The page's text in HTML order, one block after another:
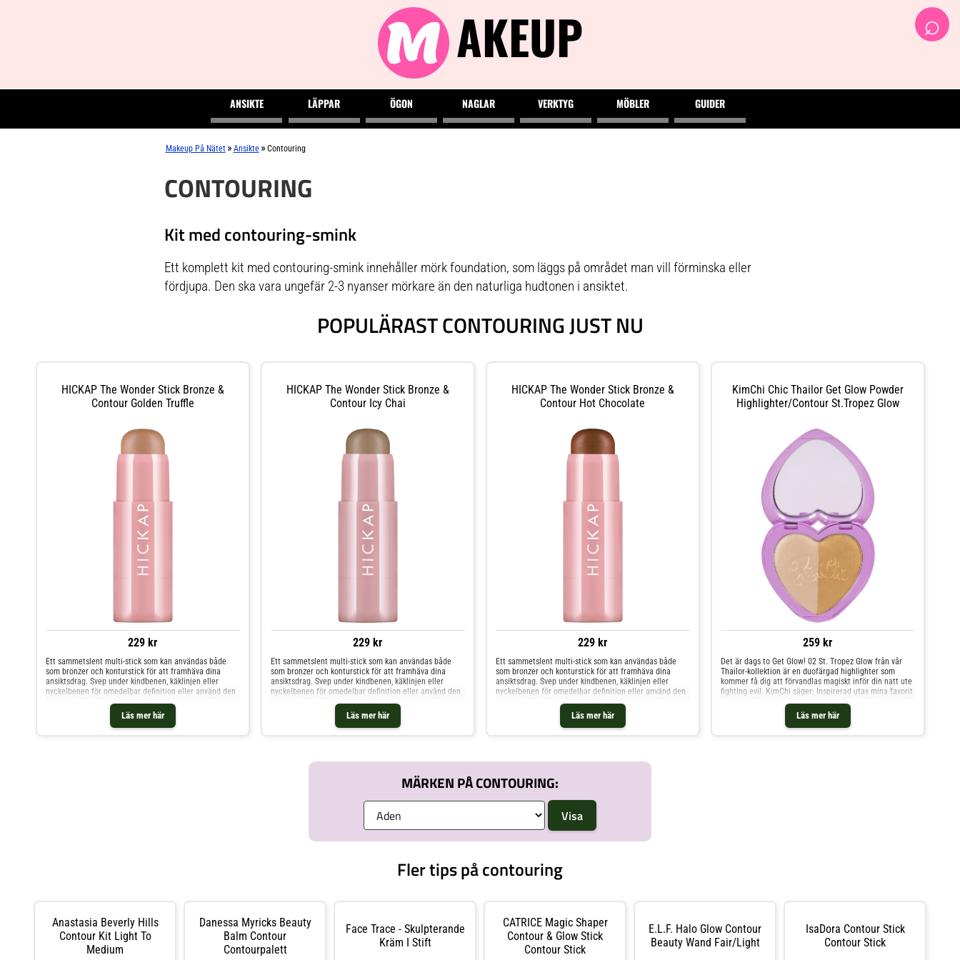
AKEUP ⌕
ANSIKTE LÄPPAR ÖGON NAGLAR VERKTYG MÖBLER GUIDER
Makeup På Nätet » Ansikte » Contouring
CONTOURING
Kit med contouring-smink
Ett komplett kit med contouring-smink innehåller mörk foundation, som läggs på området man vill förminska eller
fördjupa. Den ska vara ungefär 2-3 nyanser mörkare än den naturliga hudtonen i ansiktet.
POPULÄRAST CONTOURING JUST NU
HICKAP The Wonder Stick Bronze &
Contour Golden Truffle
229 kr
Läs mer här
Ett sammetslent multi-stick som kan användas både
som bronzer och konturstick för att framhäva dina
ansiktsdrag. Svep under kindbenen, käklinjen eller
nyckelbenen för omedelbar definition eller använd den
ögon. Den byggbara formulan ger ett hållbart och
effektfullt resultat som håller hela dagen.Medium med
varm underton (matt) Användning:Applicera sticket
HICKAP The Wonder Stick Bronze &
Contour Icy Chai
229 kr
Läs mer här
Ett sammetslent multi-stick som kan användas både
som bronzer och konturstick för att framhäva dina
ansiktsdrag. Svep under kindbenen, käklinjen eller
nyckelbenen för omedelbar definition eller använd den
ögon. Den byggbara formulan ger ett hållbart och
effektfullt resultat som håller hela dagen.Ljus-medium
med kall underton (matt) Användning:Applicera sticket
The Wonder Stick Bronze & Contour Icy Chai
HICKAP The Wonder Stick Bronze &
Contour Hot Chocolate
229 kr
Läs mer här
Ett sammetslent multi-stick som kan användas både
som bronzer och konturstick för att framhäva dina
ansiktsdrag. Svep under kindbenen, käklinjen eller
nyckelbenen för omedelbar definition eller använd den
ögon. Den byggbara formulan ger ett hållbart och
effektfullt resultat som håller hela dagen.Djup med
varm underton (matt) Användning:Applicera sticket
The Wonder Stick Bronze & Contour Hot Chocolate
KimChi Chic Thailor Get Glow Powder
Highlighter/Contour St.Tropez Glow
259 kr
Läs mer här
Det är dags to Get Glow! 02 St. Tropez Glow från vår
Thailor-kollektion är en duofärgad highlighter som
kommer få dig att förvandlas magiskt inför din natt ute
fighting evil. KimChi säger: Inspirerad utav mina favorit
jag uttalade dem och pga juridiska skäl tihi). Se hur du
förvandlas till en magisk gudinna med dessa underbara
nyanser. • Cruelty Free• Vegan• Sulfate Free• PEGs
MÄRKEN PÅ CONTOURING:
Fler tips på contouring
Anastasia Beverly Hills
Contour Kit Light To
Medium
Danessa Myricks Beauty
Balm Contour
Contourpalett
Face Trace - Skulpterande
Kräm I Stift
CATRICE Magic Shaper
Contour & Glow Stick
Contour Stick
E.l.f. Halo Glow Contour
Beauty Wand Fair/Light
IsaDora Contour Stick
Contour Stick